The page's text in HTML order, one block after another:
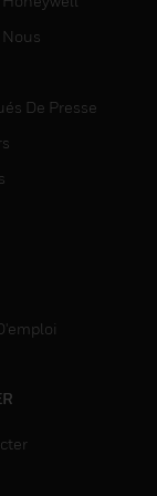
Nous
De Presse